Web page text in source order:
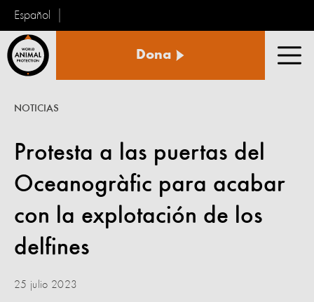
Español
Animal
Dona
Protesta a las puertas del
Oceanogràfic para acabar
con la explotación de los
delfines
NOTICIAS
25 julio 2023